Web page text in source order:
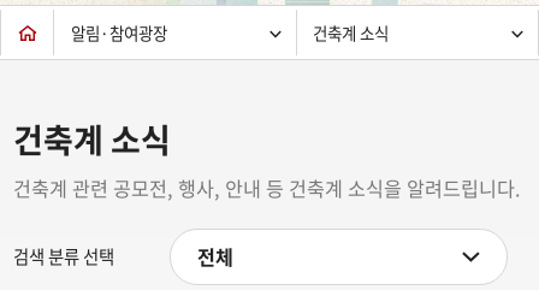
알림·참여광장 건축계 소식
건축계 소식
건축계 관련 공모전, 행사, 안내 등 건축계 소식을 알려드립니다.
검색 분류 선택 전체